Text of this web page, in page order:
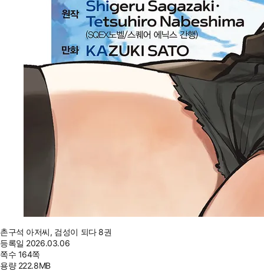
촌구석 아저씨, 검성이 되다 8권
등록일 2026.03.06
쪽수 164쪽
용량 222.8MB